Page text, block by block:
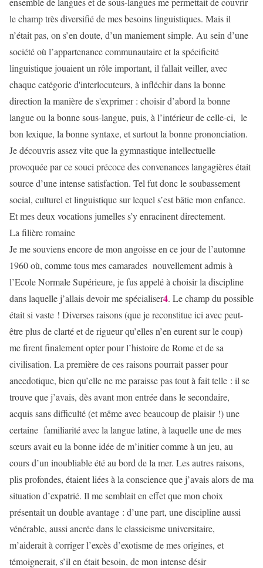
le champ très diversifié de mes besoins linguistiques. Mais il
n’était pas, on s’en doute, d’un maniement simple. Au sein d’une
société où l’appartenance communautaire et la spécificité
linguistique jouaient un rôle important, il fallait veiller, avec
chaque catégorie d'interlocuteurs, à infléchir dans la bonne
direction la manière de s'exprimer : choisir d’abord la bonne
langue ou la bonne sous-langue, puis, à l’intérieur de celle-ci, le
bon lexique, la bonne syntaxe, et surtout la bonne prononciation.
Je découvris assez vite que la gymnastique intellectuelle
provoquée par ce souci précoce des convenances langagières était
source d’une intense satisfaction. Tel fut donc le soubassement
social, culturel et linguistique sur lequel s’est bâtie mon enfance.
Et mes deux vocations jumelles s’y enracinent directement.
La filière romaine
Je me souviens encore de mon angoisse en ce jour de l’automne
1960 où, comme tous mes camarades nouvellement admis à
l’Ecole Normale Supérieure, je fus appelé à choisir la discipline
dans laquelle j’allais devoir me spécialiser4. Le champ du possible
était si vaste ! Diverses raisons (que je reconstitue ici avec peut-
être plus de clarté et de rigueur qu’elles n’en eurent sur le coup)
me firent finalement opter pour l’histoire de Rome et de sa
civilisation. La première de ces raisons pourrait passer pour
anecdotique, bien qu’elle ne me paraisse pas tout à fait telle : il se
trouve que j’avais, dès avant mon entrée dans le secondaire,
acquis sans difficulté (et même avec beaucoup de plaisir !) une
certaine familiarité avec la langue latine, à laquelle une de mes
sœurs avait eu la bonne idée de m’initier comme à un jeu, au
cours d’un inoubliable été au bord de la mer. Les autres raisons,
plis profondes, étaient liées à la conscience que j’avais alors de ma
situation d’expatrié. Il me semblait en effet que mon choix
présentait un double avantage : d’une part, une discipline aussi
vénérable, aussi ancrée dans le classicisme universitaire,
m’aiderait à corriger l’excès d’exotisme de mes origines, et
témoignerait, s’il en était besoin, de mon intense désir